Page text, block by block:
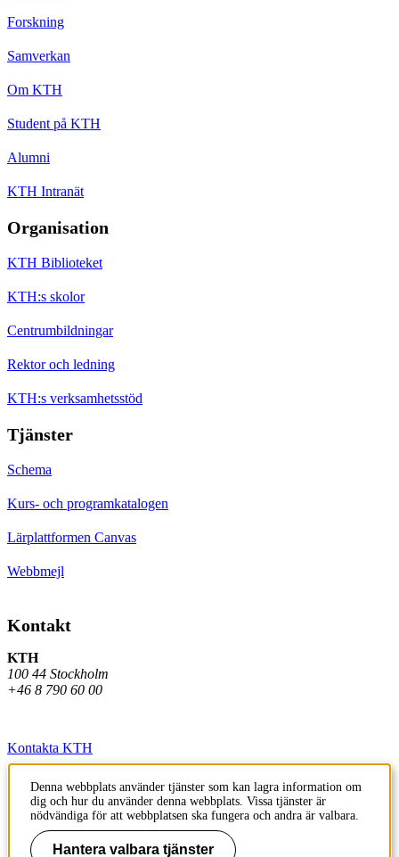
Forskning
Samverkan
Om KTH
Student på KTH
Alumni
KTH Intranät
Organisation
KTH Biblioteket
KTH:s skolor
Centrumbildningar
Rektor och ledning
KTH:s verksamhetsstöd
Tjänster
Schema
Kurs- och programkatalogen
Lärplattformen Canvas
Webbmejl
Kontakt
KTH
100 44 Stockholm
+46 8 790 60 00
Kontakta KTH
Jobba på KTH
Press och media
Faktura och betalning KTH
Denna webbplats använder tjänster som kan lagra information om
dig och hur du använder denna webbplats. Vissa tjänster är
nödvändiga för att webbplatsen ska fungera och andra är valbara.
Hantera valbara tjänster